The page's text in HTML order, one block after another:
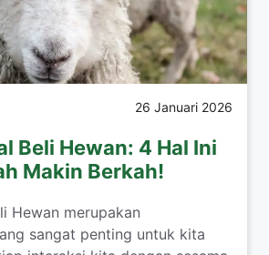
26 Januari 2026
Beli Hewan: 4 Hal Ini
Makin Berkah!
Hewan merupakan
sangat penting untuk kita